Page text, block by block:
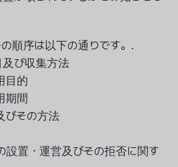
順序は以下の通りです。.
及び収集方法
目的
期間
びその方法
置・運営及びその拒否に関す